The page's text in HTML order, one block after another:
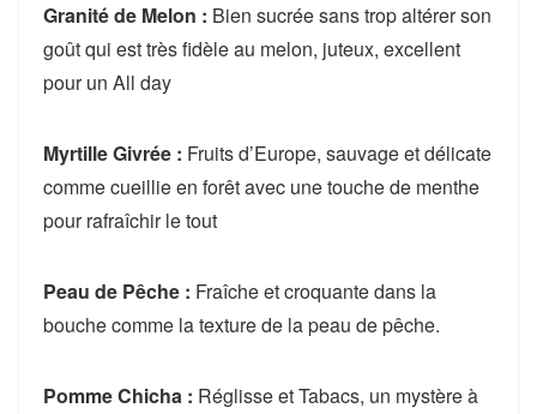
Granité de Melon : Bien sucrée sans trop altérer son
goût qui est très fidèle au melon, juteux, excellent
pour un All day
Myrtille Givrée : Fruits d’Europe, sauvage et délicate
comme cueillie en forêt avec une touche de menthe
pour rafraîchir le tout
Peau de Pêche : Fraîche et croquante dans la
bouche comme la texture de la peau de pêche.
Pomme Chicha : Réglisse et Tabacs, un mystère à